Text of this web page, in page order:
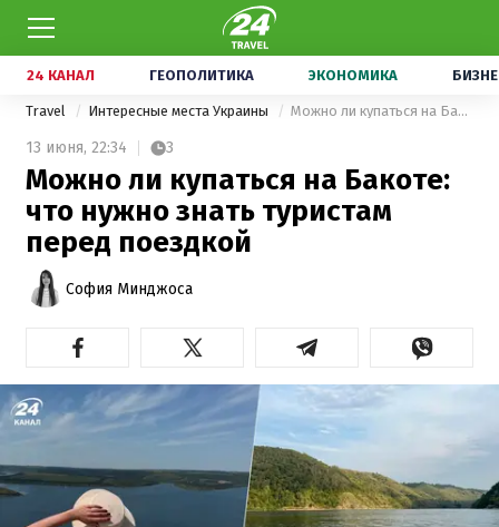
24 КАНАЛ ГЕОПОЛИТИКА ЭКОНОМИКА
Travel Интересные места Украины Можно ли купаться на Бакоте: что нужно знать туристам перед поездкой
13 июня, 22:34 3
Можно ли купаться на Бакоте:
что нужно знать туристам
перед поездкой
София Минджоса